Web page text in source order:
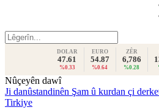
DOLAR
47.61
%0.33
EURO
54.87
%0.64
ZÊR
6,786
%0.28
Nûçeyên dawî
Ji danûstandinên Şam û kurdan çi
Tirkiye